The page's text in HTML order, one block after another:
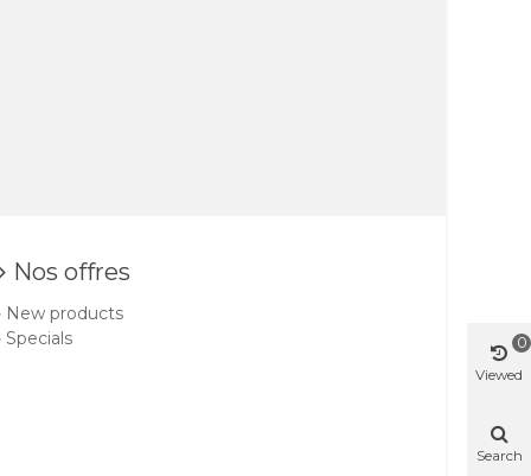
Nos offres
New products
Specials
Viewed
0
Search